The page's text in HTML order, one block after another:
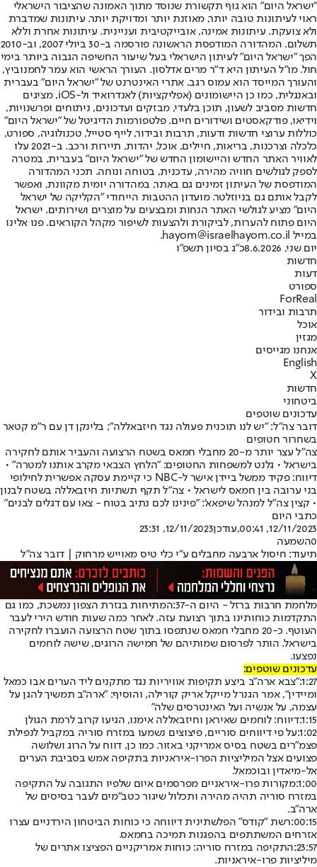
"ישראל היום" הוא גוף תקשורת שנוסד מתוך האמונה שהציבור הישראלי
ראוי לעיתונות טובה יותר, מאוזנת יותר ומדויקת יותר. עיתונות שמדברת
ולא צועקת. עיתונות אמינה, אובייקטיבית ועניינית. עיתונות אחרת וללא
תשלום. המהדורה המודפסת הראשונה פורסמה ב-30 ביולי 2007, וב-2010
הפך "ישראל היום" לעיתון הישראלי בעל שיעור החשיפה הגבוה ביותר בימי
חול. מו"ל העיתון היא ד"ר מרים אדלסון. העורך הראשי הוא עמר לחמנוביץ,
והעורך המייסד הוא עמוס רגב. אתרי האינטרנט של "ישראל היום" בעברית
ובאנגלית, כמו כן היישומונים (אפליקציות) לאנדרואיד ול-iOS, מציגים
חדשות מסביב לשעון, תוכן בלעדי, מבזקים ועדכונים, ניתוחים ופרשנויות,
וידיאו, פודקאסטים ושידורים חיים. פלטפורמות הדיגיטל של "ישראל היום"
כוללות ערוצי חדשות ודעות, תרבות ובידור, לייף סטייל, טכנולוגיה, ספורט,
כלכלה וצרכנות, בריאות, חיילים, אוכל, יהדות, תיירות ורכב. ב-2021 עלו
לאוויר האתר החדש והיישומון החדש של "ישראל היום" בעברית, במטרה
לספק לגולשים חוויה מהירה, עדכנית, בטוחה ונוחה. תכני המהדורה
המודפסת של העיתון זמינים גם באתר, במהדורה יומית מקוונת, ואפשר
לקבל אותם גם בניוזלטר. מועדון ההטבות הייחודי "הקליקה של ישראל
היום" מציע לגולשי האתר הנחות ומבצעים על מוצרים ושירותים. ישראל
היום פתוח להערות, לביקורת ולהצעות לשיפור מקהל הקוראים. פנו אלינו
במייל hayom@israelhayom.co.il.
יום שני, 8.6.2026
כ"ג בסיון תשפ"ו
חדשות
דעות
ספורט
ForReal
תרבות ובידור
אוכל
מגזין
אנחנו מגייסים
English
X
חדשות
ביטחוני
עדכונים שוטפים
דובר צה"ל: "יש לנו תוכנית פעולה נגד חיזבאללה"; בלינקן דן עם ר"מ קטאר
בשחרור חטופים
צה"ל עצר יותר מ-20 מחבלי חמאס בשטח הרצועה והעביר אותם לחקירה
בישראל • גלנט למשפחות החטופים: "הלחץ הצבאי מקרב אותנו למטרה" •
דיווח: פקיד ממשל ביידן אישר ל-NBC כי קיימת עסקה אפשרית לחילופי
בני ערובה בין חמאס לישראל • צה"ל תקף תשתיות חיזבאללה בשטח לבנון
• קצין צה"ל למנהל שיפאא': "פינינו לכם נתיב בטוח - צאו עם דגלים לבנים"
כתבי היום
12/11/2023, 00:41
,עודכן12/11/2023, 23:31
0השמעה
תיעוד: חיסול ארבעה מחבלים ע"י כלי טיס מאוייש מרחוק | דובר צה"ל
מלחמת חרבות ברזל - היום ה-37:
המתיחות בגזרת הצפון נמשכת, כמו גם
התקדמות כוחותינו בתוך רצועת עזה. לאחר כמה שעות חודש הירי לעבר
העוטף. כ-20 מחבלי חמאס שנתפסו בתוך שטח הרצועה הועברו לחקירה
בישראל. הותר לפרסום שמותיהם של חמישה הרוגים, שישה לוחמים
נפצעו.
עדכונים שוטפים:
1:27: "צבא ארה"ב ביצע תקיפות אוויריות נגד מתקנים ליד הערים אבו כמאל
ומיידין", אמר הגנרל מייקל אריק קורילה, והוסיף: "ארה"ב תמשיך להגן על
עצמה, על אנשיה ועל האינטרסים שלה"
1:15: דיווח: לוחמים שאיראן וחיזבאללה אימנו, הגיעו קרוב לרמת הגולן
1:02: על פי דיווחים סוריים, פיצוצים נשמעו במזרח סוריה במקביל לנפילת
פצמ"רים בשטח בסיס אמריקני באזור. כמו כן, דווח על הרוג ושלושה
פצועים אצל המיליציות הפרו-איראניות בתקיפה אמש בסביבת הערים
אל-מיאדין ובוכמאל.
1:00: מקורות פרו-איראניים מפרסמים איום שלפיו התגובה על התקיפה
במזרח סוריה תהיה מהירה ותכלול שיגור כטב"מים לעבר בסיסים של
ארה"ב.
00:15: רשת "קודס" הפלשתינית דיווחה כי כוחות הביטחון הירדניים עצרו
אזרחים המשתתפים בהפגנות תמיכה בחמאס.
23:57: התקיפה במזרח סוריה: כוחות אמריקניים הפציצו אתרים של
מיליציות פרו-איראניות.